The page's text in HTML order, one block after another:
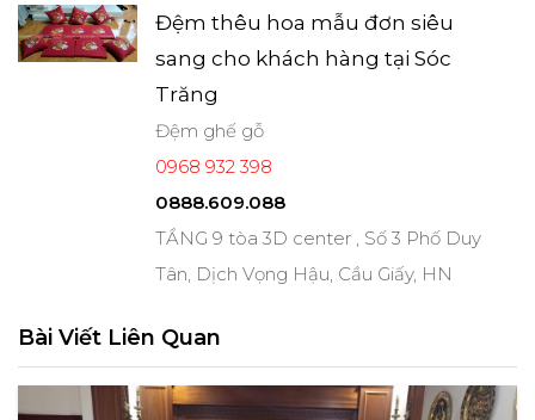
Đệm thêu hoa mẫu đơn siêu
sang cho khách hàng tại Sóc
Trăng
Đệm ghế gỗ
0968 932 398
0888.609.088
TẦNG 9 tòa 3D center , Số 3 Phố Duy
Tân, Dịch Vọng Hậu, Cầu Giấy, HN
Bài Viết Liên Quan